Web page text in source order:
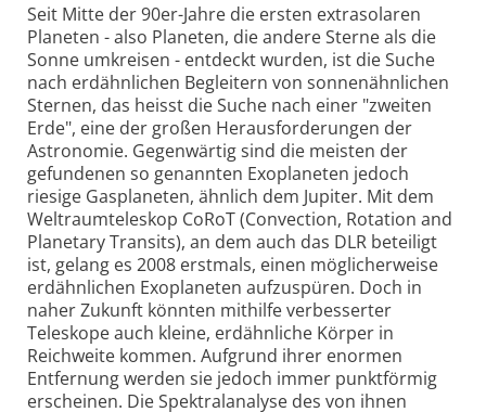
Seit Mitte der 90er-Jahre die ersten extrasolaren
Planeten - also Planeten, die andere Sterne als die
Sonne umkreisen - entdeckt wurden, ist die Suche
nach erdähnlichen Begleitern von sonnenähnlichen
Sternen, das heisst die Suche nach einer "zweiten
Erde", eine der großen Herausforderungen der
Astronomie. Gegenwärtig sind die meisten der
gefundenen so genannten Exoplaneten jedoch
riesige Gasplaneten, ähnlich dem Jupiter. Mit dem
Weltraumteleskop CoRoT (Convection, Rotation and
Planetary Transits), an dem auch das DLR beteiligt
ist, gelang es 2008 erstmals, einen möglicherweise
erdähnlichen Exoplaneten aufzuspüren. Doch in
naher Zukunft könnten mithilfe verbesserter
Teleskope auch kleine, erdähnliche Körper in
Reichweite kommen. Aufgrund ihrer enormen
Entfernung werden sie jedoch immer punktförmig
erscheinen. Die Spektralanalyse des von ihnen